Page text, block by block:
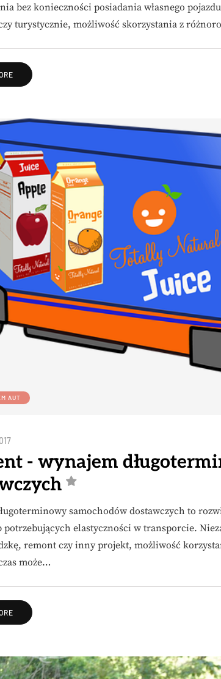
bez konieczności posiadania własnego
turystycznie, możliwość skorzystania z
AUT
- wynajem
samochodów dostawczych to
potrzebujących elastyczności w transporcie.
remont czy inny projekt, możliwość
może…